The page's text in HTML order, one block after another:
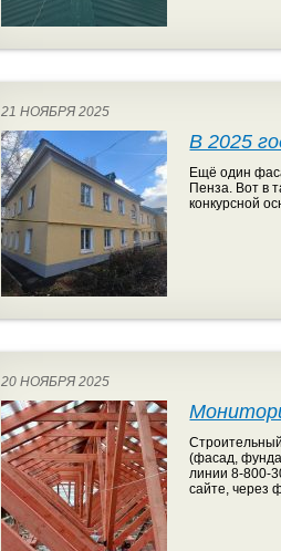
21 НОЯБРЯ 2025
В 2025
Ещё один
Пенза. Вот в
конкурсной
20 НОЯБРЯ 2025
(фасад,
линии 8-800-
сайте, через